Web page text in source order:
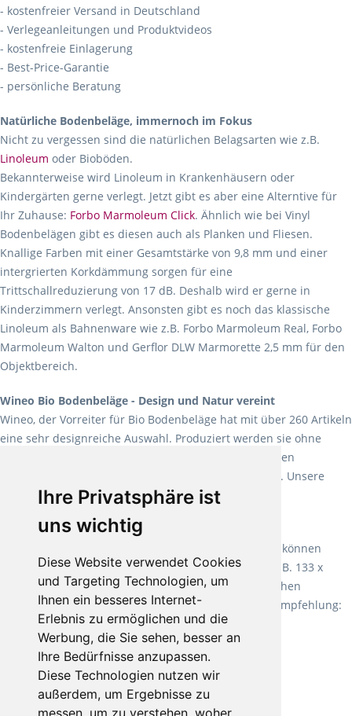
Ihre Privatsphäre ist
uns wichtig
Diese Website verwendet Cookies
und Targeting Technologien, um
Ihnen ein besseres Internet-
Erlebnis zu ermöglichen und die
Werbung, die Sie sehen, besser an
Ihre Bedürfnisse anzupassen.
Diese Technologien nutzen wir
außerdem, um Ergebnisse zu
messen, um zu verstehen, woher
- kostenfreier Versand in Deutschland
- Verlegeanleitungen und Produktvideos
- kostenfreie Einlagerung
- Best-Price-Garantie
- persönliche Beratung
Natürliche Bodenbeläge, immernoch im Fokus
Nicht zu vergessen sind die natürlichen Belagsarten wie z.B.
Linoleum oder Bioböden.
Bekannterweise wird Linoleum in Krankenhäusern oder
Kindergärten gerne verlegt. Jetzt gibt es aber eine Alterntive für
Ihr Zuhause: Forbo Marmoleum Click. Ähnlich wie bei Vinyl
Bodenbelägen gibt es diesen auch als Planken und Fliesen.
Knallige Farben mit einer Gesamtstärke von 9,8 mm und einer
intergrierten Korkdämmung sorgen für eine
Trittschallreduzierung von 17 dB. Deshalb wird er gerne in
Kinderzimmern verlegt. Ansonsten gibt es noch das klassische
Linoleum als Bahnenware wie z.B. Forbo Marmoleum Real, Forbo
Marmoleum Walton und Gerflor DLW Marmorette 2,5 mm für den
Objektbereich.
Wineo Bio Bodenbeläge - Design und Natur vereint
Wineo, der Vorreiter für Bio Bodenbeläge hat mit über 260 Artikeln
eine sehr designreiche Auswahl. Produziert werden sie ohne
Weichmacher und Lösungsmittel. Mit allen verfügbaren
Verlegearten ist er für jegliche Bauvorhaben attraktiv. Unsere
Empfehlung:Wineo 1000 Multi Layer XXL.
Teppiche für ein angenehmes Laufgefühl
machen es schon lange vor. Sie können
Teppich in Ihrem gewünschten Sondermaß kaufen, z.B. 133 x
60cm. Vor allem in Schlafzimmern aufgrund der weichen
Oberfläche ein sehr beliebter Zusatzboden. Unsere Empfehlung:
Fletco Fluffy und Fletco Hermelin